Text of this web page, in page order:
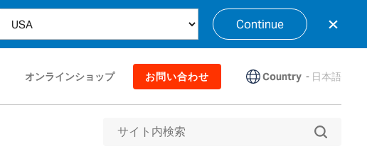
Continue ×
オンラインショップ お問い合わせ Country - 日本語